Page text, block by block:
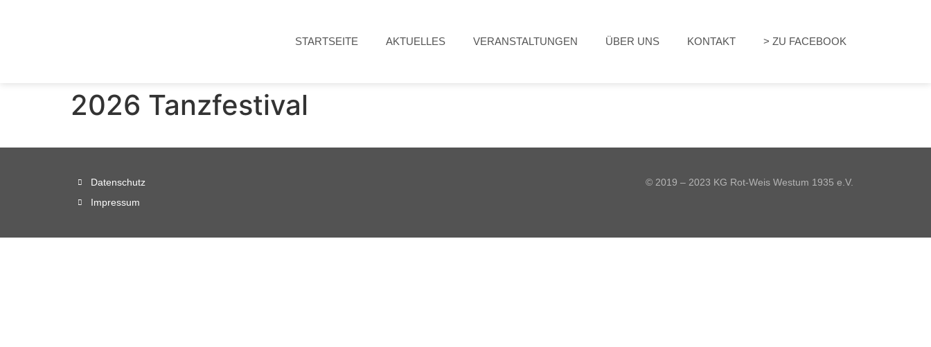
STARTSEITE AKTUELLES VERANSTALTUNGEN ÜBER UNS KONTAKT > ZU FACEBOOK
2026 Tanzfestival
Datenschutz
Impressum
© 2019 – 2023 KG Rot-Weis Westum 1935 e.V.